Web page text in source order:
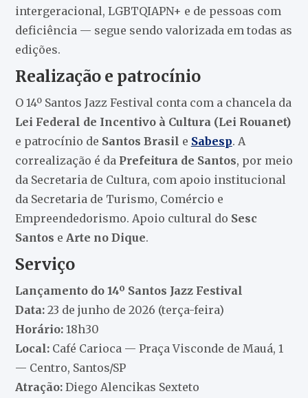
intergeracional, LGBTQIAPN+ e de pessoas com
deficiência — segue sendo valorizada em todas as
edições.
Realização e patrocínio
O 14º Santos Jazz Festival conta com a chancela da
Lei Federal de Incentivo à Cultura (Lei Rouanet)
e patrocínio de Santos Brasil e Sabesp. A
correalização é da Prefeitura de Santos, por meio
da Secretaria de Cultura, com apoio institucional
da Secretaria de Turismo, Comércio e
Empreendedorismo. Apoio cultural do Sesc
Santos e Arte no Dique.
Serviço
Lançamento do 14º Santos Jazz Festival
Data:23 de junho de 2026 (terça-feira)
Horário:18h30
Local:Café Carioca — Praça Visconde de Mauá, 1
— Centro, Santos/SP
Atração:Diego Alencikas Sexteto